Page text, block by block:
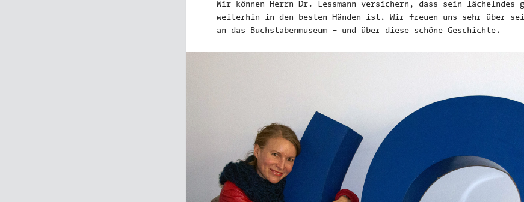
Wir können Herrn Dr. Lessmann versichern, dass sein lächelndes
weiterhin in den besten Händen ist. Wir freuen uns sehr über
an das Buchstabenmuseum – und über diese schöne Geschichte.